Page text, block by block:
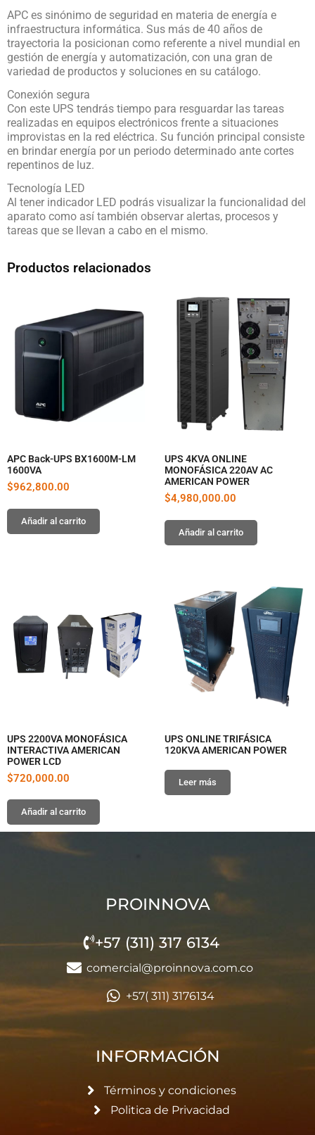
APC es sinónimo de seguridad en materia de energía e
infraestructura informática. Sus más de 40 años de
trayectoria la posicionan como referente a nivel mundial en
gestión de energía y automatización, con una gran de
variedad de productos y soluciones en su catálogo.
Conexión segura
Con este UPS tendrás tiempo para resguardar las tareas
realizadas en equipos electrónicos frente a situaciones
improvistas en la red eléctrica. Su función principal consiste
en brindar energía por un periodo determinado ante cortes
repentinos de luz.
Tecnología LED
Al tener indicador LED podrás visualizar la funcionalidad del
aparato como así también observar alertas, procesos y
tareas que se llevan a cabo en el mismo.
Productos relacionados
APC Back-UPS BX1600M-LM
1600VA
$962,800.00
Añadir al carrito
UPS 4KVA ONLINE
MONOFÁSICA 220AV AC
AMERICAN POWER
$4,980,000.00
Añadir al carrito
UPS 2200VA MONOFÁSICA
INTERACTIVA AMERICAN
POWER LCD
$720,000.00
Añadir al carrito
UPS ONLINE TRIFÁSICA
120KVA AMERICAN POWER
Leer más
PROINNOVA
+57 (311) 317 6134
comercial@proinnova.com.co
+57( 311) 3176134
INFORMACIÓN
Términos y condiciones
Politica de Privacidad